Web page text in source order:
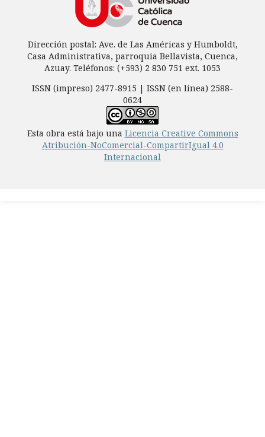
Dirección postal: Ave. de Las Américas y Humboldt,
Casa Administrativa, parroquia Bellavista, Cuenca,
Azuay. Teléfonos: (+593) 2 830 751 ext. 1053
ISSN (impreso) 2477-8915 | ISSN (en línea) 2588-
0624
Esta obra está bajo una Licencia Creative Commons
Atribución-NoComercial-CompartirIgual 4.0
Internacional